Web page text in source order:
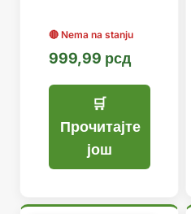
999,99 рсд
Прочитајте
још